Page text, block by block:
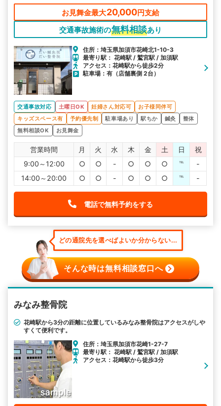
お見舞金最大20,000円支給
交通事故施術の無料相談あり
住所：埼玉県加須市花崎北1-10-3
最寄り駅： 花崎駅 / 鷲宮駅 / 加須駅
アクセス：花崎駅から徒歩2分
駐車場：有（店舗裏側 2台）
交通事故対応 土曜日OK 妊婦さん対応可
お子様同伴可
キッズスペース有
予約優先制 駐車場あり 駅ちか 鍼灸
整体
無料相談OK
お見舞金
営業時間 月 火 水 木 金 土 日
祝
9:00～12:00
○ ○ - ○ ○ ○ ℡
-
14:00～20:00
○ ○ - ○ ○ ○ ℡ -
電話で無料予約をする
どの通院先を選べばよいか分からない...
そんな時は無料相談窓口へ
みなみ整骨院
花崎駅から3分の距離に位置しているみなみ整骨院はアクセスがしや
すくて便利です。
住所：埼玉県加須市花崎1-27-7
最寄り駅： 花崎駅 / 鷲宮駅 / 加須駅
アクセス：花崎駅から徒歩3分